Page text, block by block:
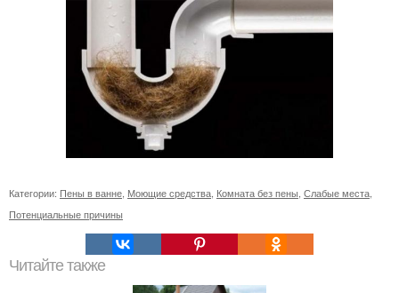
Категории: Пены в ванне Моющие средства Комната без пены Слабые места
Потенциальные причины
Читайте также